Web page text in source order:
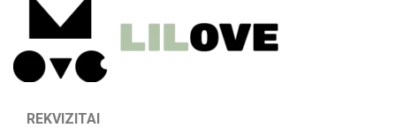
REKVIZITAI